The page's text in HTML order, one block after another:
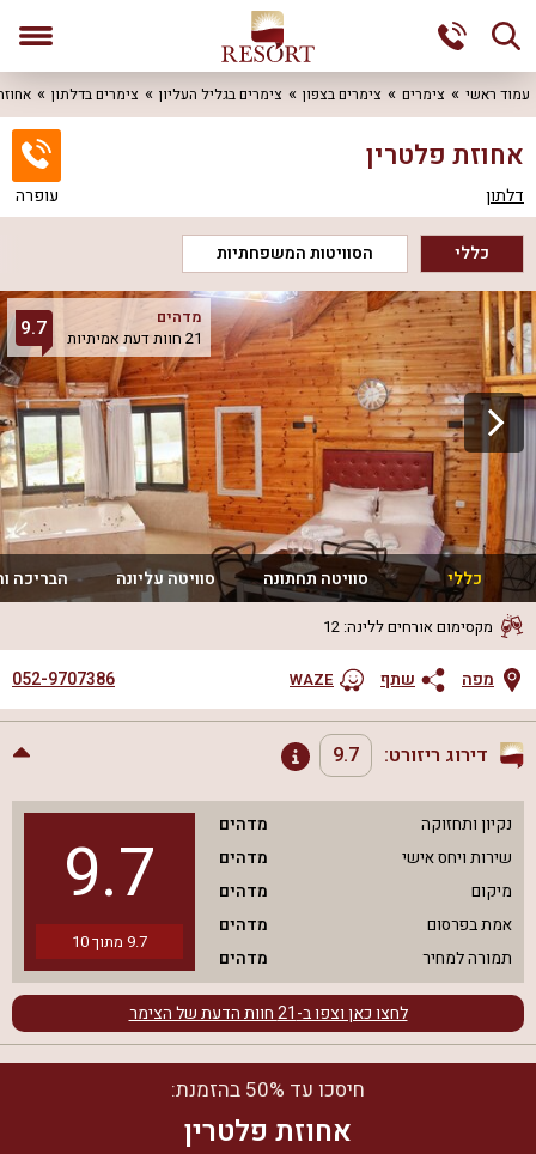
עמוד ראשי צימרים צימרים בצפון צימרים בגליל העליון צימרים בדלתון
אחוזת פלטרין
דלתון עופרה
כללי הסוויטות המשפחתיות
מדהים
21 חוות דעת אמיתיות
9.7
כללי סוויטה תחתונה סוויטה עליונה הבריכה
מקסימום אורחים ללינה:
12
מפה שתף WAZE
052-9707386
דירוג ריזורט: 9.7
נקיון ותחזוקה
מדהים
שירות ויחס אישי
מדהים
מיקום
מדהים
אמת בפרסום
מדהים
תמורה למחיר
מדהים
9.7
9.7 מתוך10
לחצו כאן וצפו ב-21חוות הדעת של הצימר
חיסכו עד 50% בהזמנת:
אחוזת פלטרין